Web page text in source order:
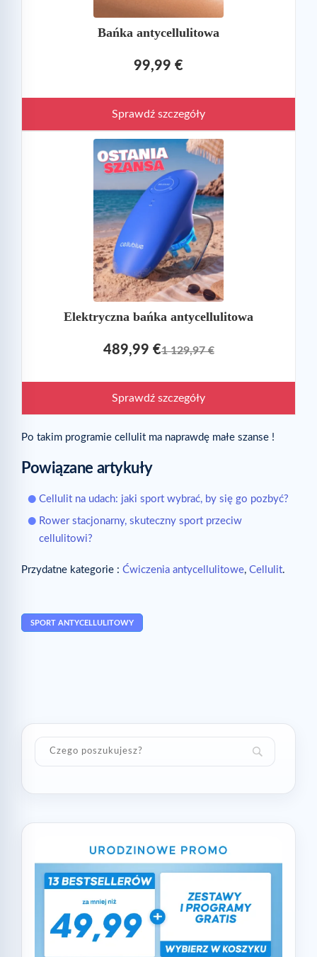
Bańka antycellulitowa
99,99 €
Sprawdź szczegóły
Elektryczna bańka antycellulitowa
489,99 €1 129,97 €
Sprawdź szczegóły
Po takim programie cellulit ma naprawdę małe szanse !
Powiązane artykuły
Cellulit na udach: jaki sport wybrać, by się go pozbyć?
Rower stacjonarny, skuteczny sport przeciw
cellulitowi?
Przydatne kategorie : Ćwiczenia antycellulitowe, Cellulit.
SPORT ANTYCELLULITOWY